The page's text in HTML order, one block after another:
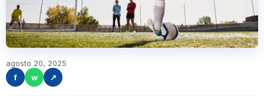
agosto 20, 2025
f
w ↗